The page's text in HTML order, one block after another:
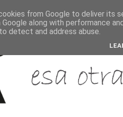
from Google to deliver its
Google along with performance
detect and address abuse.